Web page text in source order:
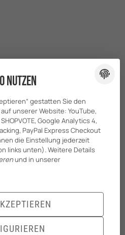
nutzen
gestatten Sie den
unserer Website: YouTube,
Google Analytics 4,
PayPal Express Checkout
die Einstellung jederzeit
links unten). Weitere Details
und in unserer